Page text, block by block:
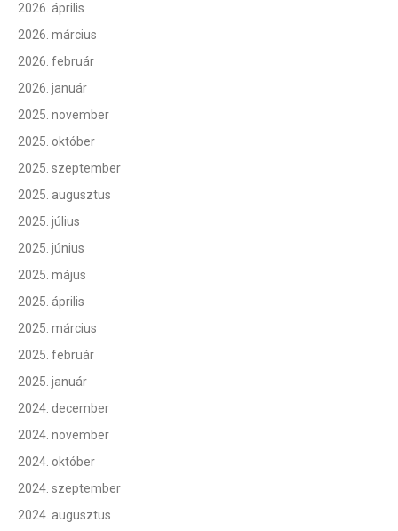
2026. április
2026. március
2026. február
2026. január
2025. november
2025. október
2025. szeptember
2025. augusztus
2025. július
2025. június
2025. május
2025. április
2025. március
2025. február
2025. január
2024. december
2024. november
2024. október
2024. szeptember
2024. augusztus